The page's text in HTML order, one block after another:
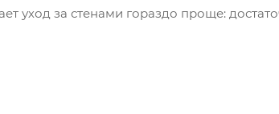
уход за стенами гораздо проще: